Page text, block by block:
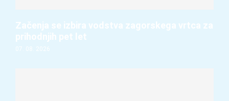
Začenja se izbira vodstva zagorskega vrtca za
prihodnjih pet let
07. 08. 2026